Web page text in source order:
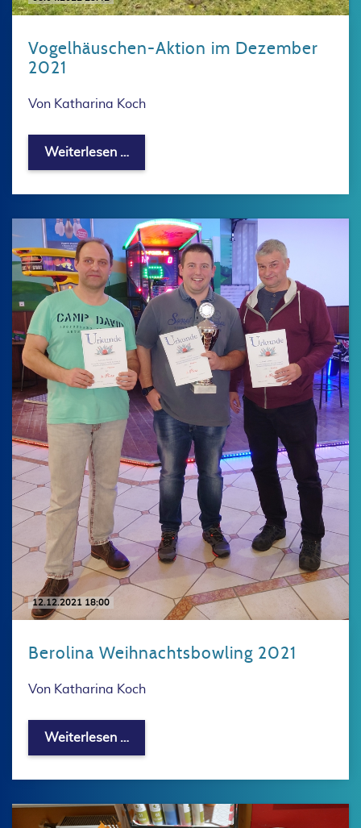
Vogelhäuschen-Aktion im Dezember
2021
Von Katharina Koch
Weiterlesen …
12.12.2021 18:00
Berolina Weihnachtsbowling 2021
Von Katharina Koch
Weiterlesen …